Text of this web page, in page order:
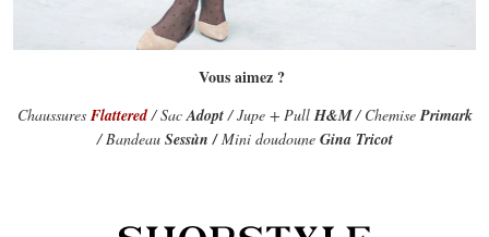
Vous aimez ?
Chaussures Flattered/ SacAdopt/ Jupe + PullH&M/ ChemisePrimark
/ Bandeau Sessùn /Mini doudouneGina Tricot